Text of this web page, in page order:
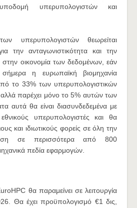
υπερυπολογιστών και
υπερυπολογιστών θεωρείται
την ανταγωνιστικότητα και την
οικονομία των δεδομένων, εάν
η ευρωπαϊκή βιομηχανία
το 33% των υπερυπολογιστικών
παρέχει μόνο το 5% αυτών των
αυτά θα είναι διασυνδεδεμένα με
υπερυπολογιστές και θα
και ιδιωτικούς φορείς σε όλη την
σε περισσότερα από 800
πεδία εφαρμογών.
θα παραμείνει σε λειτουργία
Θα έχει προϋπολογισμό €1 δις,